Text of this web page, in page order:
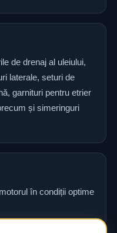
de drenaj al uleiului,
laterale, seturi de
garnituri pentru etrier
și simeringuri
în condiții optime